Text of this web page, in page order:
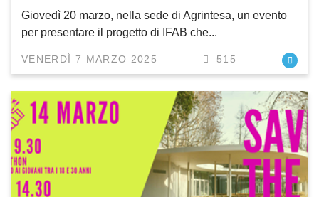
Giovedì 20 marzo, nella sede di Agrintesa, un evento
per presentare il progetto di IFAB che...
VENERDÌ 7 MARZO 2025 515